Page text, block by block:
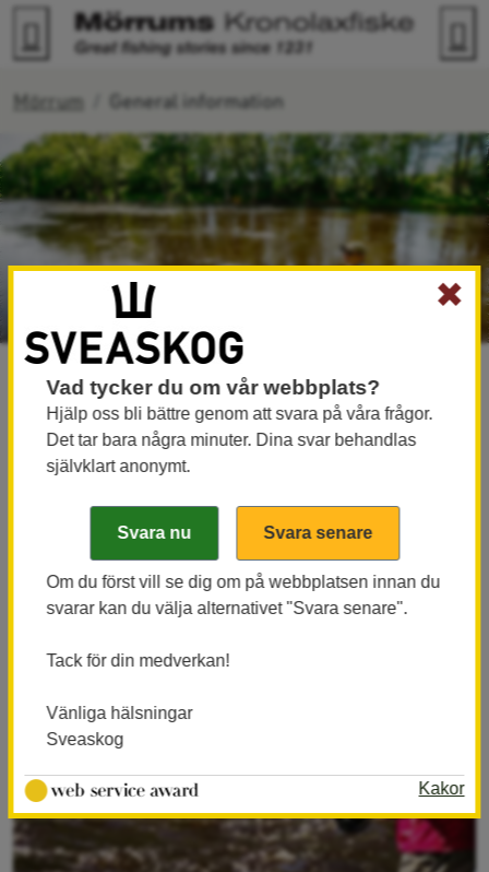
Go to content
Search
Mörrum General information
General information
Welcome to Mörrum, the Mörrum river
and Kronolaxfisket.
✖
Vad tycker du om vår webbplats?
Hjälp oss bli bättre genom att svara på våra frågor.
Det tar bara några minuter. Dina svar behandlas
självklart anonymt.
Om du först vill se dig om på webbplatsen innan du
svarar kan du välja alternativet "Svara senare".
Tack för din medverkan!
Vänliga hälsningar
Sveaskog
Kakor